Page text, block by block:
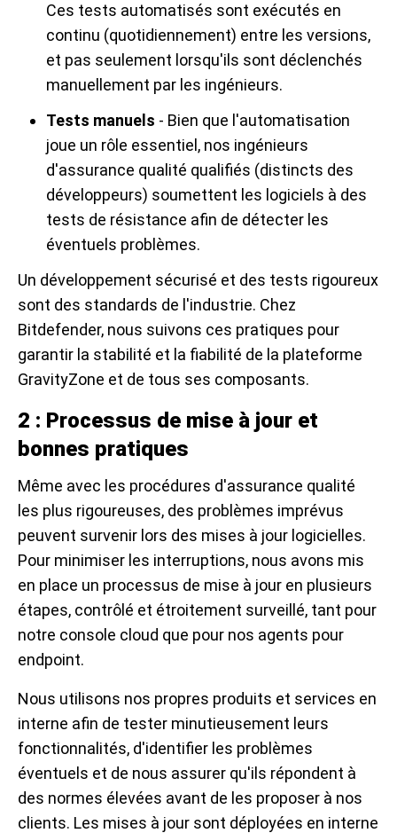
Ces tests automatisés sont exécutés en
continu (quotidiennement) entre les versions,
et pas seulement lorsqu'ils sont déclenchés
manuellement par les ingénieurs.
Tests manuels - Bien que l'automatisation
joue un rôle essentiel, nos ingénieurs
d'assurance qualité qualifiés (distincts des
développeurs) soumettent les logiciels à des
tests de résistance afin de détecter les
éventuels problèmes.
Un développement sécurisé et des tests rigoureux
sont des standards de l'industrie. Chez
Bitdefender, nous suivons ces pratiques pour
garantir la stabilité et la fiabilité de la plateforme
GravityZone et de tous ses composants.
2 : Processus de mise à jour et
bonnes pratiques
Même avec les procédures d'assurance qualité
les plus rigoureuses, des problèmes imprévus
peuvent survenir lors des mises à jour logicielles.
Pour minimiser les interruptions, nous avons mis
en place un processus de mise à jour en plusieurs
étapes, contrôlé et étroitement surveillé, tant pour
notre console cloud que pour nos agents pour
endpoint.
Nous utilisons nos propres produits et services en
interne afin de tester minutieusement leurs
fonctionnalités, d'identifier les problèmes
éventuels et de nous assurer qu'ils répondent à
des normes élevées avant de les proposer à nos
clients. Les mises à jour sont déployées en interne